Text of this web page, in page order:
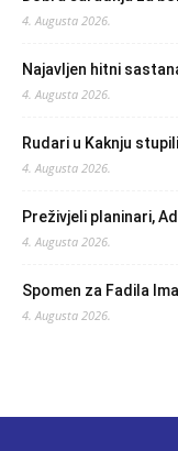
4. Augusta 2026.
Najavljen hitni
4. Augusta 2026.
Rudari u Kaknju
4. Augusta 2026.
Preživjeli planinari,
4. Augusta 2026.
Spomen za Fadila
4. Augusta 2026.